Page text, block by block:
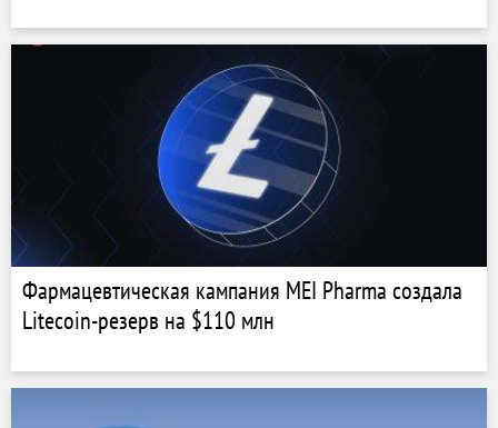
Фармацевтическая кампания MEI Pharma создала
Litecoin-резерв на $110 млн